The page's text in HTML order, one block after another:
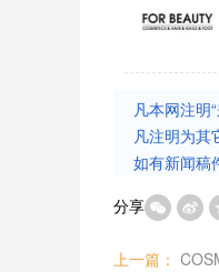
凡本网注明
凡注明为其
如有新闻稿
分享
上一篇：